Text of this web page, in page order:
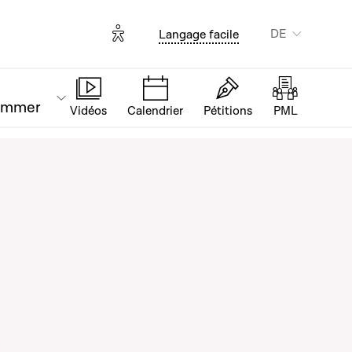
Options d'accessibilité
Langage facile DE
Vidéos Calendrier Pétitions PML